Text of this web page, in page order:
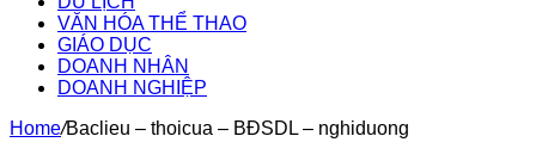
VĂN HÓA THỂ THAO
GIÁO DỤC
DOANH NHÂN
DOANH NGHIỆP
Home/Baclieu – thoicua – BĐSDL – nghiduong